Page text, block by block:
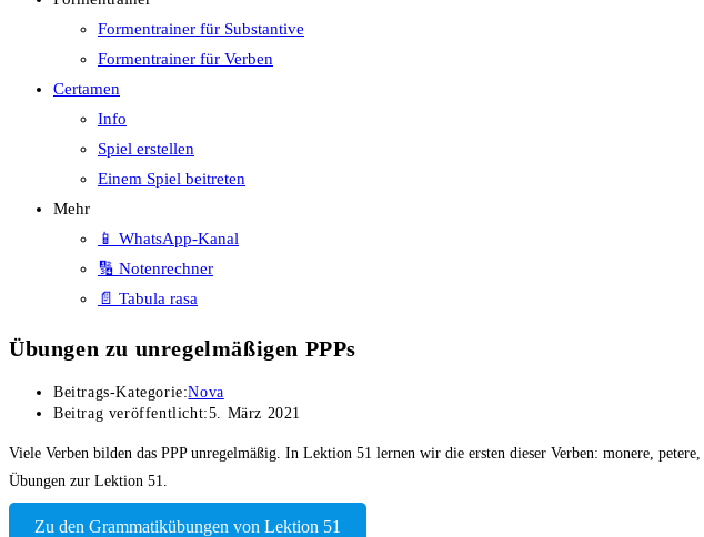
Formentrainer für Substantive
Formentrainer für Verben
Certamen
Info
Spiel erstellen
Einem Spiel beitreten
Mehr
📱 WhatsApp-Kanal
🔢 Notenrechner
📄 Tabula rasa
Übungen zu unregelmäßigen PPPs
Beitrags-Kategorie:Nova
Beitrag veröffentlicht:5. März 2021
Viele Verben bilden das PPP unregelmäßig. In Lektion 51 lernen wir die ersten dieser Verben: monere,
Übungen zur Lektion 51.
Zu den Grammatikübungen von Lektion 51